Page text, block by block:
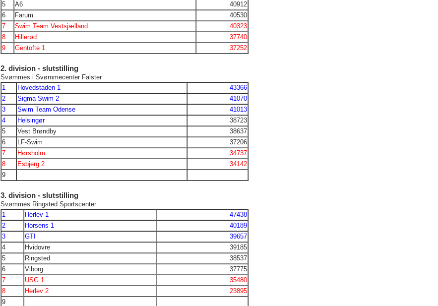
5
A6
40912
6
Farum
40530
7
Swim Team Vestsjælland
40323
8
Hillerød
37740
9
Gentofte 1 37252
2. division - slutstilling
Svømmes i Svømmecenter Falster
1
Hovedstaden 1
43366
2
Sigma Swim 2
41070
3
Swim Team Odense
41013
4
Helsingør
38723
5
Vest Brøndby
38637
6
LF-Swim
37206
7
Hørsholm
34737
8
Esbjerg 2
34142
9
3. division - slutstilling
Svømmes Ringsted Sportscenter
1
Herlev 1
47438
2
Horsens 1
40189
3
GTI
39657
4
Hvidovre
39185
5
Ringsted
38537
6
Viborg
37775
7
USG 1
35480
8
Herlev 2
23895
9